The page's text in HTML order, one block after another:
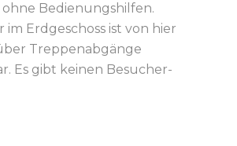
Bedienungshilfen.
im Erdgeschoss ist von hier
Treppenabgänge
Es gibt keinen Besucher-